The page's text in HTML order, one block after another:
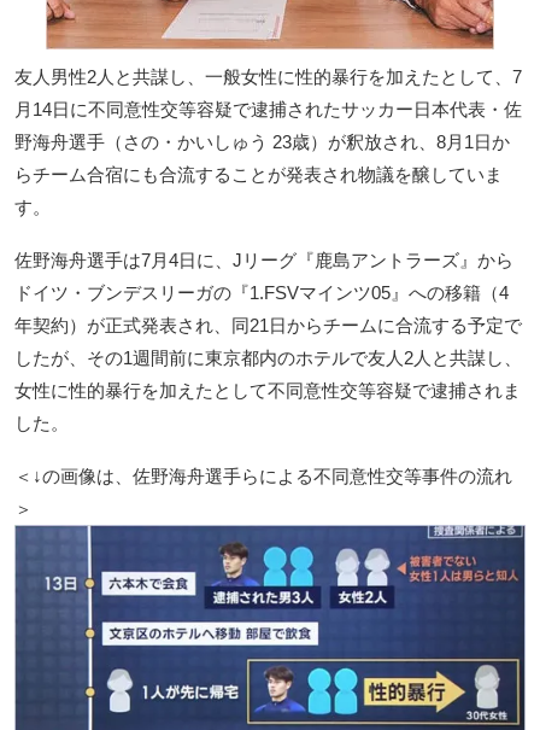
友人男性2人と共謀し、一般女性に性的暴行を加えたとして、7
月14日に不同意性交等容疑で逮捕されたサッカー日本代表・佐
野海舟選手（さの・かいしゅう 23歳）が釈放され、8月1日か
らチーム合宿にも合流することが発表され物議を醸していま
す。
佐野海舟選手は7月4日に、Jリーグ『鹿島アントラーズ』から
ドイツ・ブンデスリーガの『1.FSVマインツ05』への移籍（4
年契約）が正式発表され、同21日からチームに合流する予定で
したが、その1週間前に東京都内のホテルで友人2人と共謀し、
女性に性的暴行を加えたとして不同意性交等容疑で逮捕されま
した。
＜↓の画像は、佐野海舟選手らによる不同意性交等事件の流れ
＞